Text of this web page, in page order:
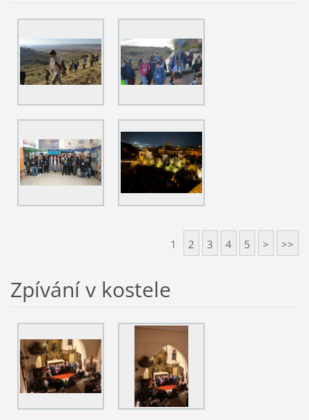
1 2 3 4 5 > >>
Zpívání v kostele